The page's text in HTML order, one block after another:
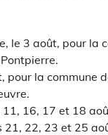
le 3 août, pour la
pour la commune
11, 16, 17 et 18
21, 22, 23 et 25